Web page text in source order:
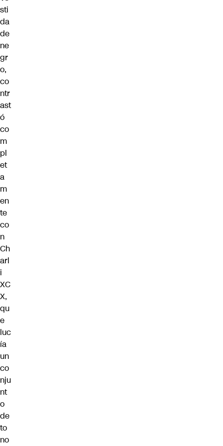
sti
da
de
ne
gr
o,
co
ntr
ast
ó
co
m
pl
et
a
m
en
te
co
n
Ch
arl
i
XC
X,
qu
e
luc
ía
un
co
nju
nt
o
de
to
no